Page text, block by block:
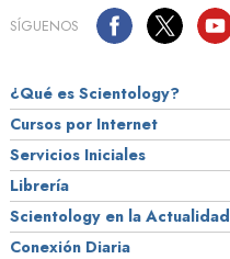
SÍGUENOS
¿Qué es Scientology?
Cursos por Internet
Servicios Iniciales
Librería
Scientology en la Actualidad
Conexión Diaria